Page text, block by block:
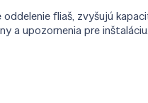
fliaš, zvyšujú
a upozornenia pre inštaláciu.